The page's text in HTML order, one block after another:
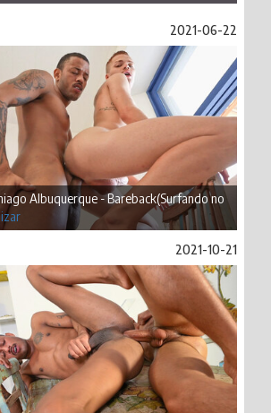
2021-06-22
Albuquerque - Bareback(Surfando no
2021-10-21